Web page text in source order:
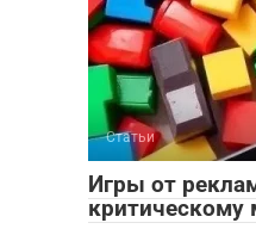
Статьи
Игры от